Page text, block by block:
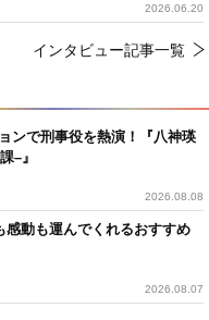
ンで刑事役を熱演！『八神瑛
–』
2026.08.08
動も運んでくれるおすすめ
2026.08.07
2026.06.20
インタビュー記事一覧